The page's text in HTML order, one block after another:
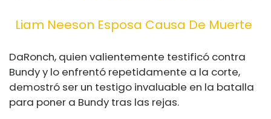
Liam Neeson Esposa Causa De Muerte
DaRonch, quien valientemente testificó contra
Bundy y lo enfrentó repetidamente a la corte,
demostró ser un testigo invaluable en la batalla
para poner a Bundy tras las rejas.